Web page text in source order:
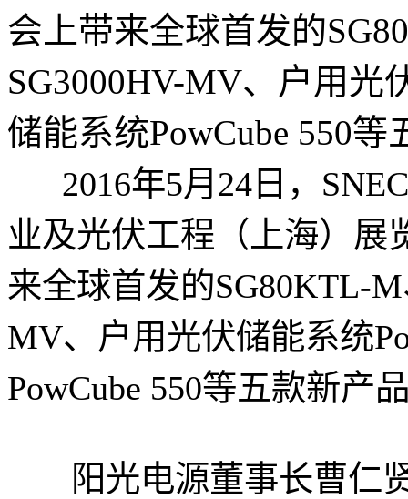
会上带来全球首发的
SG3000HV-MV、户用光
储能系统PowCube 550等
2016年5月24日，
业及光伏工程（上海）展
来全球首发的SG80KTL-
MV、户用光伏储能系统
PowCube 550等五款新产
阳光电源董事长曹仁贤